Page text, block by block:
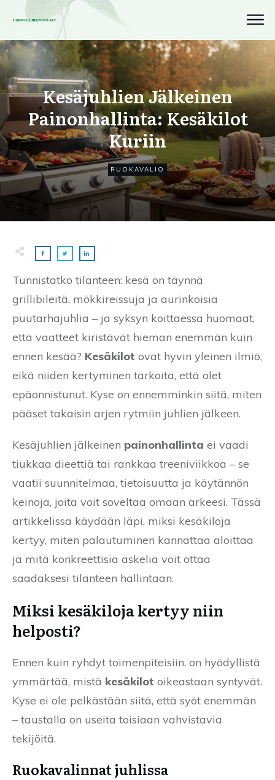
Kesäjuhlien Jälkeinen
Painonhallinta: Kesäkilot
Kuriin
RUOKAVALIO
Tunnistatko tilanteen: kesä on täynnä
grillibileitä, mökkireissuja ja aurinkoisia
puutarhajuhlia – ja syksyn koittaessa huomaat,
että vaatteet kiristävät hieman enemmän kuin
ennen kesää? Kesäkilot ovat hyvin yleinen ilmiö,
eikä niiden kertyminen tarkoita, että olet
epäonnistunut. Kyse on ennemminkin siitä, miten
pääset takaisin arjen rytmiin juhlien jälkeen.
Kesäjuhlien jälkeinen painonhallinta ei vaadi
tiukkaa dieettiä tai rankkaa treeniviikkoa – se
vaatii suunnitelmaa, tietoisuutta ja käytännön
keinoja, joita voit soveltaa omaan arkeesi. Tässä
artikkelissa käydään läpi, miksi kesäkiloja
kertyy, miten palautuminen kannattaa aloittaa
ja mitä konkreettisia askelia voit ottaa
saadaksesi tilanteen hallintaan.
Miksi kesäkiloja kertyy niin
helposti?
Ennen kuin ryhdyt toimenpiteisiin, on hyödyllistä
ymmärtää, mistä kesäkilot oikeastaan syntyvät.
Kyse ei ole pelkästään siitä, että syöt enemmän
– taustalla on useita toisiaan vahvistavia
tekijöitä.
Ruokavalinnat juhlissa